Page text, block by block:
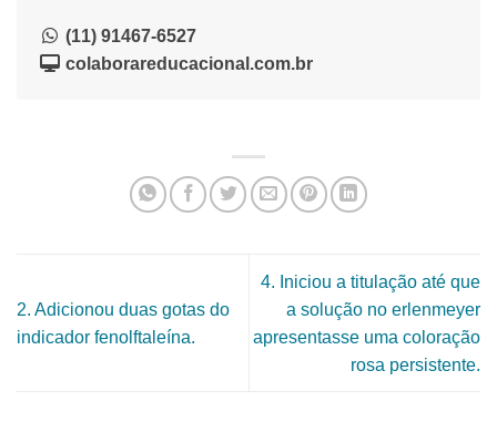
(11) 91467-6527
colaborareducacional.com.br
2. Adicionou duas gotas do
indicador fenolftaleína.
4. Iniciou a titulação até que
a solução no erlenmeyer
apresentasse uma coloração
rosa persistente.